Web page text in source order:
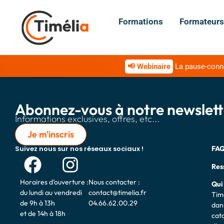
Formations Formateurs
📢 Webinaire La pause-
Abonnez-vous à notre
Informations exclusives, offres, etc...
Je m'inscris
Suivez nous sur nos réseaux sociaux !
Horaires d’ouverture :
du lundi au vendredi
de 9h à 13h
et de 14h à 18h
Nous contacter :
contact@timelia.fr
04.66.62.00.29
Qui